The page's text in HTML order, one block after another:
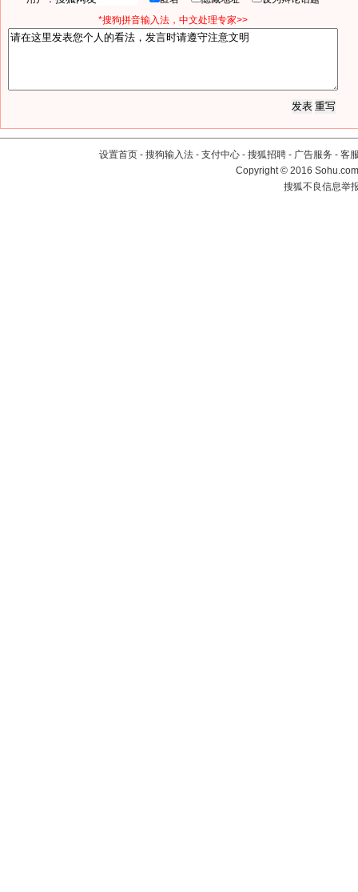
*搜狗拼音输入法，中文处理专家>>
设置首页 - 搜狗输入法 - 支付中心 - 搜狐招聘 - 广告服务 - 客
Copyright©2016
搜狐不良信息举